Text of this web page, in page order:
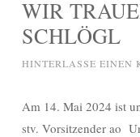
WIR
SCHLÖGL
HINTERLASSE EINEN
Am 14. Mai 2024 ist
stv. Vorsitzender ao